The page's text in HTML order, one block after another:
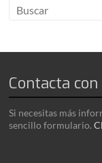
Contacta
Si necesitas más
sencillo formulario.